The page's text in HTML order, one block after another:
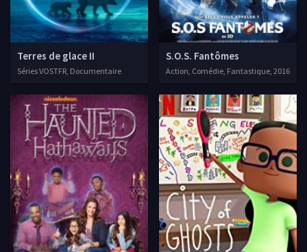
Terres de glace II
Séries VOSTFR, Documentaire
S.O.S. Fantômes
Action, Comédie, Fantastique, 2016